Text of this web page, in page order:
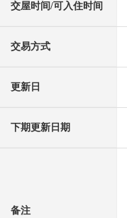
交屋时间/可入住时间
交易方式
更新日
下期更新日期
备注